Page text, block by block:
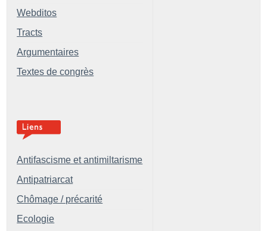
Webditos
Tracts
Argumentaires
Textes de congrès
Antifascisme et antimiltarisme
Antipatriarcat
Chômage / précarité
Ecologie